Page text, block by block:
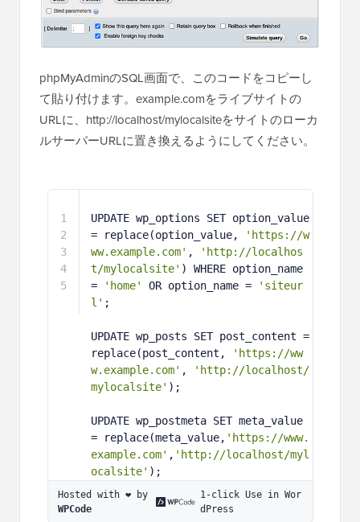
phpMyAdminのSQL画面で、このコードをコピーし
て貼り付けます。example.comをライブサイトの
URLに、http://localhost/mylocalsiteをサイトのローカ
ルサーバーURLに置き換えるようにしてください。
1
UPDATE wp_options SET option_value
= replace(option_value,
'https://w
ww.example.com' ,
'http://localhos
t/mylocalsite' ) WHERE option_name
=
'home' OR option_name =
'siteur
l' ;
UPDATE wp_posts SET post_content =
replace(post_content,
'https://ww
w.example.com' ,
'http://localhost/
mylocalsite' );
UPDATE wp_postmeta SET meta_value
= replace(meta_value, 'https://www.
example.com' , 'http://localhost/myl
ocalsite' );
1-click Use in Wor